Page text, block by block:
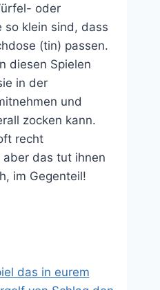
oder
so klein sind, dass
(tin) passen.
diesen Spielen
in der
und
zocken kann.
recht
aber das tut ihnen
im Gegenteil!